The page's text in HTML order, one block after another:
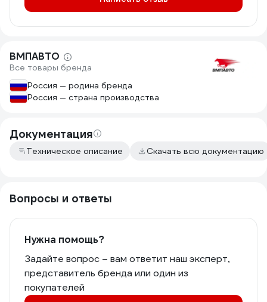
ВМПАВТО
Все товары бренда
Россия — родина бренда
Россия — страна производства
Документация
Техническое описание Скачать всю документацию
Вопросы и ответы
Нужна помощь?
Задайте вопрос – вам ответит наш эксперт,
представитель бренда или один из
покупателей